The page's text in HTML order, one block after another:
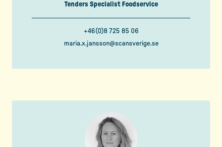
Tenders Specialist Foodservice
+46(0)8 725 85 06
maria.x.jansson@scansverige.se